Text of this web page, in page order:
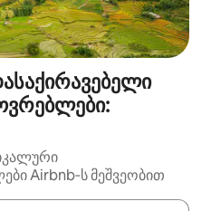
Airbnb‑ს მეშვეობით